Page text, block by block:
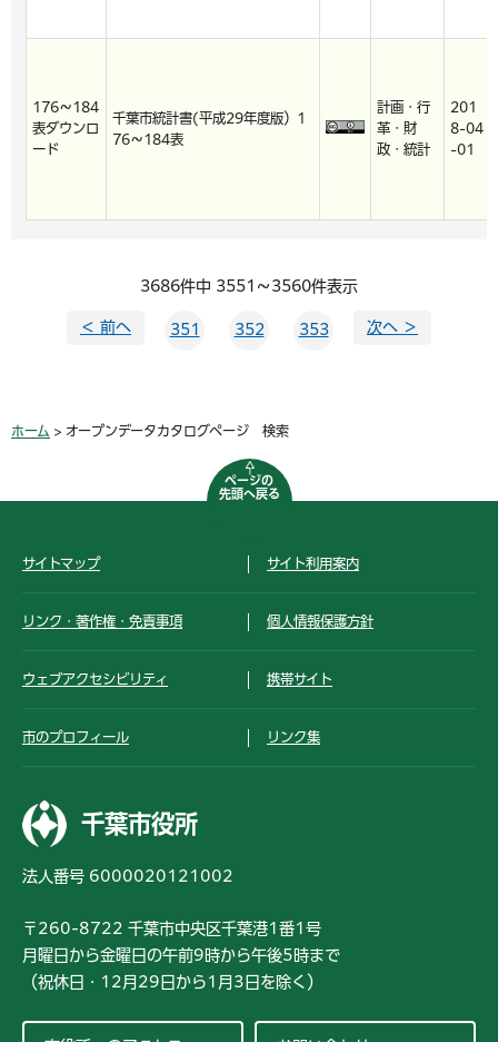
176～184
表ダウンロ
ード
千葉市統計書(平成29年度版）1
76～184表
計画・行
革・財
政・統計
201
8-04
-01
3686件中 3551～3560件表示
＜ 前へ 351 352 353 次へ ＞
ホーム > オープンデータカタログページ 検索
ページの
先頭へ戻る
サイトマップ サイト利用案内
リンク・著作権・免責事項 個人情報保護方針
ウェブアクセシビリティ 携帯サイト
市のプロフィール リンク集
千葉市役所
法人番号 6000020121002
〒260-8722 千葉市中央区千葉港1番1号
月曜日から金曜日の午前9時から午後5時まで
（祝休日・12月29日から1月3日を除く）